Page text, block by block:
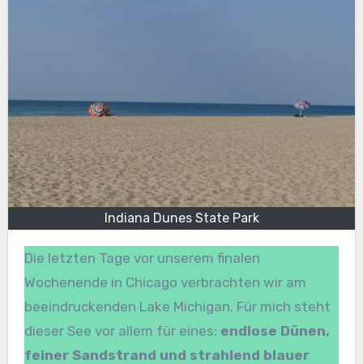
Indiana Dunes State Park
Die letzten Tage vor unserem finalen
Wochenende in Chicago verbrachten wir am
beeindruckenden Lake Michigan. Für mich steht
dieser See vor allem für eines: endlose Dünen,
feiner Sandstrand und strahlend blauer